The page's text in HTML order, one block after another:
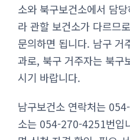
소와 북구보건소에서 담
라 관할 보건소가 다르므
문의하면 됩니다. 남구 거
과로, 북구 거주자는 북구
시기 바랍니다.
남구보건소 연락처는
소는 054-270-4251번입